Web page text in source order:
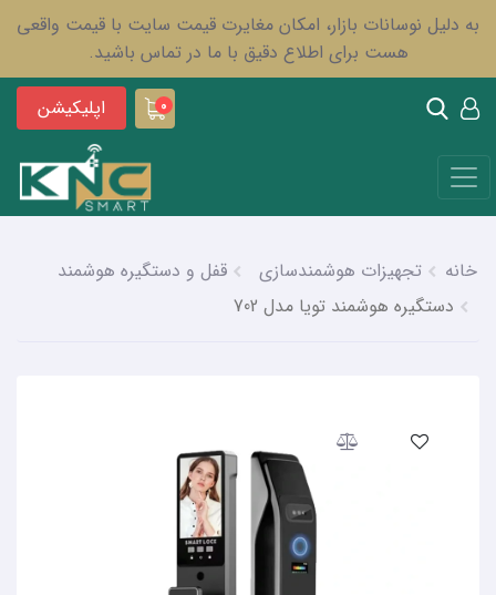
به دلیل نوسانات بازار، امکان مغایرت قیمت سایت با قیمت واقعی
هست برای اطلاع دقیق با ما در تماس باشید.
0 اپلیکیشن
خانه تجهیزات هوشمندسازی
قفل و دستگیره هوشمند
دستگیره هوشمند تویا مدل 702